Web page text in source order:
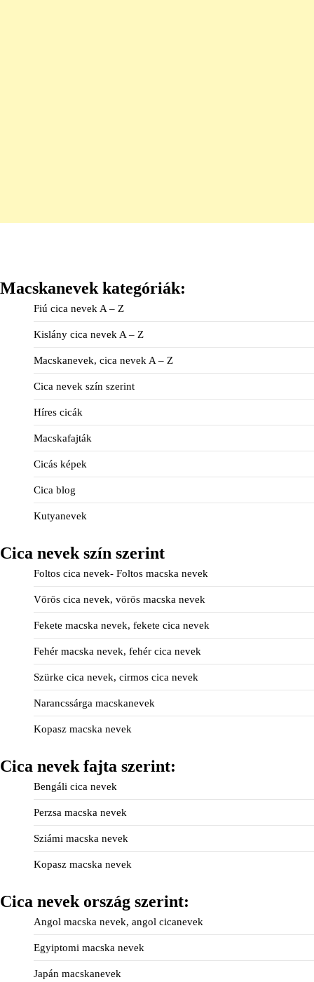
Macskanevek kategóriák:
Fiú cica nevek A – Z
Kislány cica nevek A – Z
Macskanevek, cica nevek A – Z
Cica nevek szín szerint
Híres cicák
Macskafajták
Cicás képek
Cica blog
Kutyanevek
Cica nevek szín szerint
Foltos cica nevek- Foltos macska nevek
Vörös cica nevek, vörös macska nevek
Fekete macska nevek, fekete cica nevek
Fehér macska nevek, fehér cica nevek
Szürke cica nevek, cirmos cica nevek
Narancssárga macskanevek
Kopasz macska nevek
Cica nevek fajta szerint:
Bengáli cica nevek
Perzsa macska nevek
Sziámi macska nevek
Kopasz macska nevek
Cica nevek ország szerint:
Angol macska nevek, angol cicanevek
Egyiptomi macska nevek
Japán macskanevek